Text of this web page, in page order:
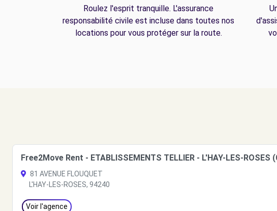
Roulez l'esprit tranquille. L'assurance
responsabilité civile est incluse dans toutes nos
locations pour vous protéger sur la route.
Free2Move Rent - ETABLISSEMENTS TELLIER - L'HAY-LES-ROSES
81 AVENUE FLOUQUET
L'HAY-LES-ROSES, 94240
Voir l'agence